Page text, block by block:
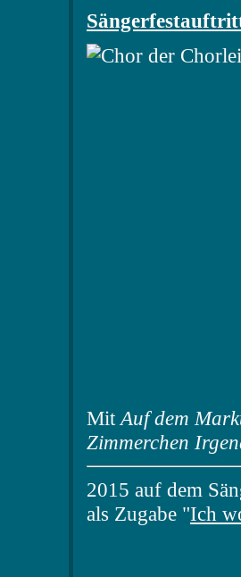
Mit Auf dem
Zimmerchen
2015 auf dem
als Zugabe "Ich